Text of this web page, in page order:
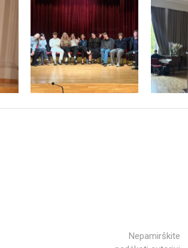
Nepamirškite